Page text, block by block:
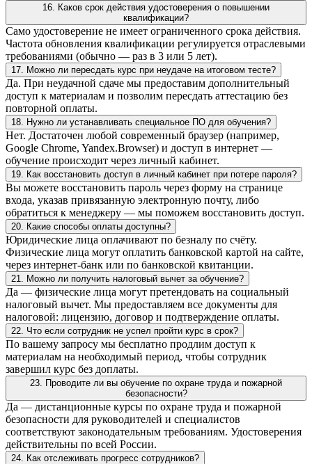
16. Каков срок действия удостоверения о повышении
квалификации?
Само удостоверение не имеет ограниченного срока действия.
Частота обновления квалификации регулируется отраслевыми
требованиями (обычно — раз в 3 или 5 лет).
17. Можно ли пересдать курс при неудаче на итоговом тесте?
Да. При неудачной сдаче мы предоставим дополнительный
доступ к материалам и позволим пересдать аттестацию без
повторной оплаты.
18. Нужно ли устанавливать специальное ПО для обучения?
Нет. Достаточен любой современный браузер (например,
Google Chrome, Yandex.Browser) и доступ в интернет —
обучение происходит через личный кабинет.
19. Как восстановить доступ в личный кабинет при потере пароля?
Вы можете восстановить пароль через форму на странице
входа, указав привязанную электронную почту, либо
обратиться к менеджеру — мы поможем восстановить доступ.
20. Какие способы оплаты доступны?
Юридические лица оплачивают по безналу по счёту.
Физические лица могут оплатить банковской картой на сайте,
через интернет-банк или по банковской квитанции.
21. Можно ли получить налоговый вычет за обучение?
Да — физические лица могут претендовать на социальный
налоговый вычет. Мы предоставляем все документы для
налоговой: лицензию, договор и подтверждение оплаты.
22. Что если сотрудник не успел пройти курс в срок?
По вашему запросу мы бесплатно продлим доступ к
материалам на необходимый период, чтобы сотрудник
завершил курс без доплаты.
23. Проводите ли вы обучение по охране труда и пожарной
безопасности?
Да — дистанционные курсы по охране труда и пожарной
безопасности для руководителей и специалистов
соответствуют законодательным требованиям. Удостоверения
действительны по всей России.
24. Как отслеживать прогресс сотрудников?